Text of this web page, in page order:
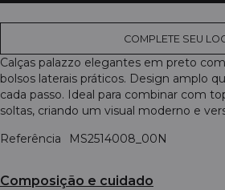
COMPLETE SEU
Calças palazzo elegantes em preto
bolsos laterais práticos. Design amplo
cada passo. Ideal para combinar com
soltas, criando um visual moderno e
Referência
MS2514008_00N
Composição e cuidado